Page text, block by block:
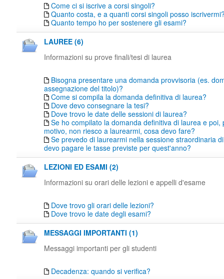
Come ci si iscrive a corsi singoli?
Quanto costa, e a quanti corsi singoli posso
Quanto tempo ho per sostenere gli esami?
LAUREE (6)
Informazioni su prove finali/tesi di laurea
Bisogna presentare una domanda provvisoria (es.
assegnazione del titolo)?
Come si compila la domanda definitiva di laurea?
Dove devo consegnare la tesi?
Dove trovo le date delle sessioni di laurea?
Se ho compilato la domanda definitiva di laurea e poi,
motivo, non riesco a laurearmi, cosa devo fare?
Se prevedo di laurearmi nella sessione straordinaria
devo pagare le tasse previste per quest'anno?
LEZIONI ED ESAMI (2)
Informazioni su orari delle lezioni e appelli d'esame
Dove trovo gli orari delle lezioni?
Dove trovo le date degli esami?
MESSAGGI IMPORTANTI (1)
Messaggi importanti per gli studenti
Decadenza: quando si verifica?